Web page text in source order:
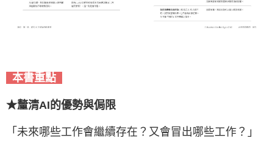
本書重點
★釐清AI的優勢與侷限
「未來哪些工作會繼續存在？又會冒出哪些工作？」